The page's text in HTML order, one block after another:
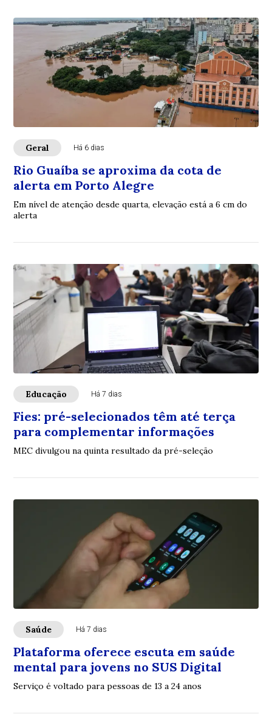
Geral Há 6 dias
Rio Guaíba se aproxima da cota de
alerta em Porto Alegre
Em nível de atenção desde quarta, elevação está a 6 cm do
alerta
Educação Há 7 dias
Fies: pré-selecionados têm até terça
para complementar informações
MEC divulgou na quinta resultado da pré-seleção
Saúde Há 7 dias
Plataforma oferece escuta em saúde
mental para jovens no SUS Digital
Serviço é voltado para pessoas de 13 a 24 anos